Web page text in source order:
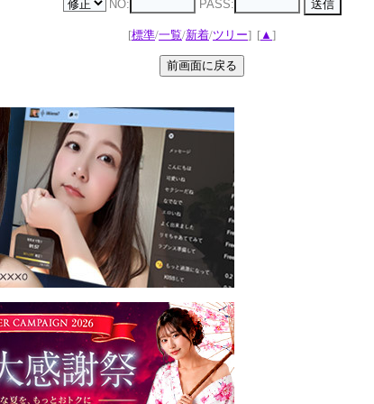
NO: PASS:
[標準/一覧/新着/ツリー] [ ▲ ]